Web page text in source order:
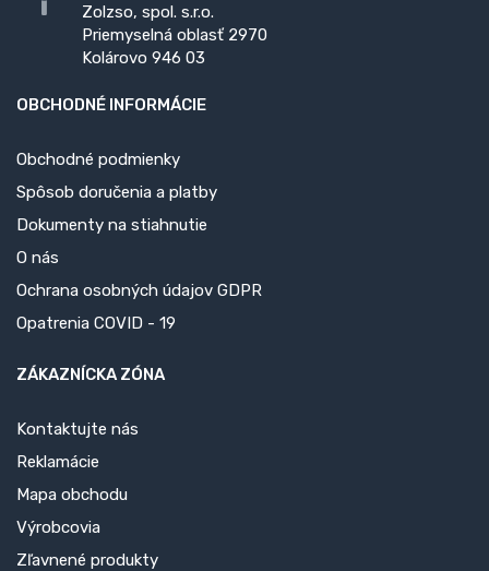
Zolzso, spol. s.r.o.
Priemyselná oblasť 2970
Kolárovo 946 03
OBCHODNÉ INFORMÁCIE
Obchodné podmienky
Spôsob doručenia a platby
Dokumenty na stiahnutie
O nás
Ochrana osobných údajov GDPR
Opatrenia COVID - 19
ZÁKAZNÍCKA ZÓNA
Kontaktujte nás
Reklamácie
Mapa obchodu
Výrobcovia
Zľavnené produkty